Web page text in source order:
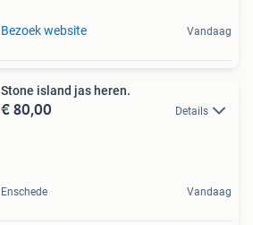
Bezoek website Vandaag
Stone island jas heren.
€ 80,00 Details
Enschede Vandaag